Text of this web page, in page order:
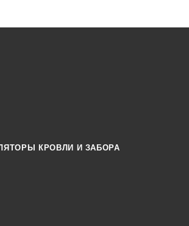
КРОВЛИ И ЗАБОРА